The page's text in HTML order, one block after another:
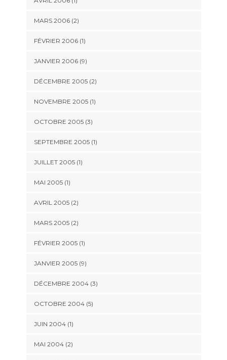
MARS 2006 (2)
FÉVRIER 2006 (1)
JANVIER 2006 (9)
DÉCEMBRE 2005 (2)
NOVEMBRE 2005 (1)
OCTOBRE 2005 (3)
SEPTEMBRE 2005 (1)
JUILLET 2005 (1)
MAI 2005 (1)
AVRIL 2005 (2)
MARS 2005 (2)
FÉVRIER 2005 (1)
JANVIER 2005 (9)
DÉCEMBRE 2004 (3)
OCTOBRE 2004 (5)
JUIN 2004 (1)
MAI 2004 (2)